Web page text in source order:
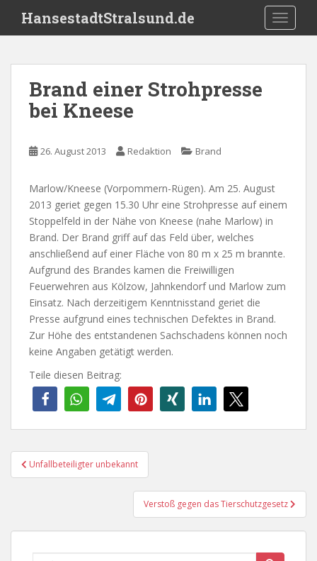
i
HansestadtStralsund.de
Brand einer Strohpresse
bei Kneese
26. August 2013 Redaktion Brand
Marlow/Kneese (Vorpommern-Rügen). Am 25. August
2013 geriet gegen 15.30 Uhr eine Strohpresse auf einem
Stoppelfeld in der Nähe von Kneese (nahe Marlow) in
Brand. Der Brand griff auf das Feld über, welches
anschließend auf einer Fläche von 80 m x 25 m brannte.
Aufgrund des Brandes kamen die Freiwilligen
Feuerwehren aus Kölzow, Jahnkendorf und Marlow zum
Einsatz. Nach derzeitigem Kenntnisstand geriet die
Presse aufgrund eines technischen Defektes in Brand.
Zur Höhe des entstandenen Sachschadens können noch
keine Angaben getätigt werden.
Teile diesen Beitrag:
Beitragsnavigation
Unfallbeteiligter unbekannt
Verstoß gegen das Tierschutzgesetz